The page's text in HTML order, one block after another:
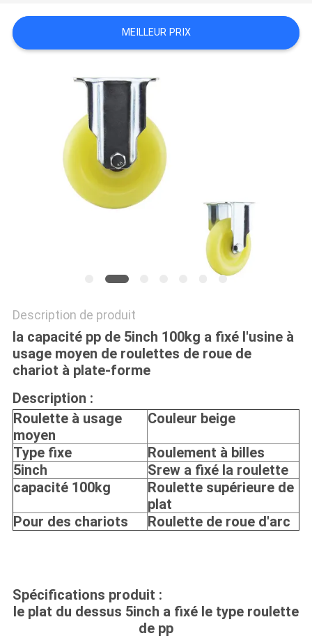
CITATION
PRIVACY
POLICY
MEILLEUR PRIX
Description de produit
la capacité pp de 5inch 100kg a fixé l'usine à
usage moyen de roulettes de roue de
chariot à plate-forme
Description :
Roulette à usage
moyen
Couleur beige
Type fixe
Roulement à billes
5inch
Srew a fixé la roulette
capacité 100kg
Roulette supérieure de
plat
Pour des chariots
Roulette de roue d'arc
Spécifications produit :
le plat du dessus 5inch a fixé le type roulette
de pp